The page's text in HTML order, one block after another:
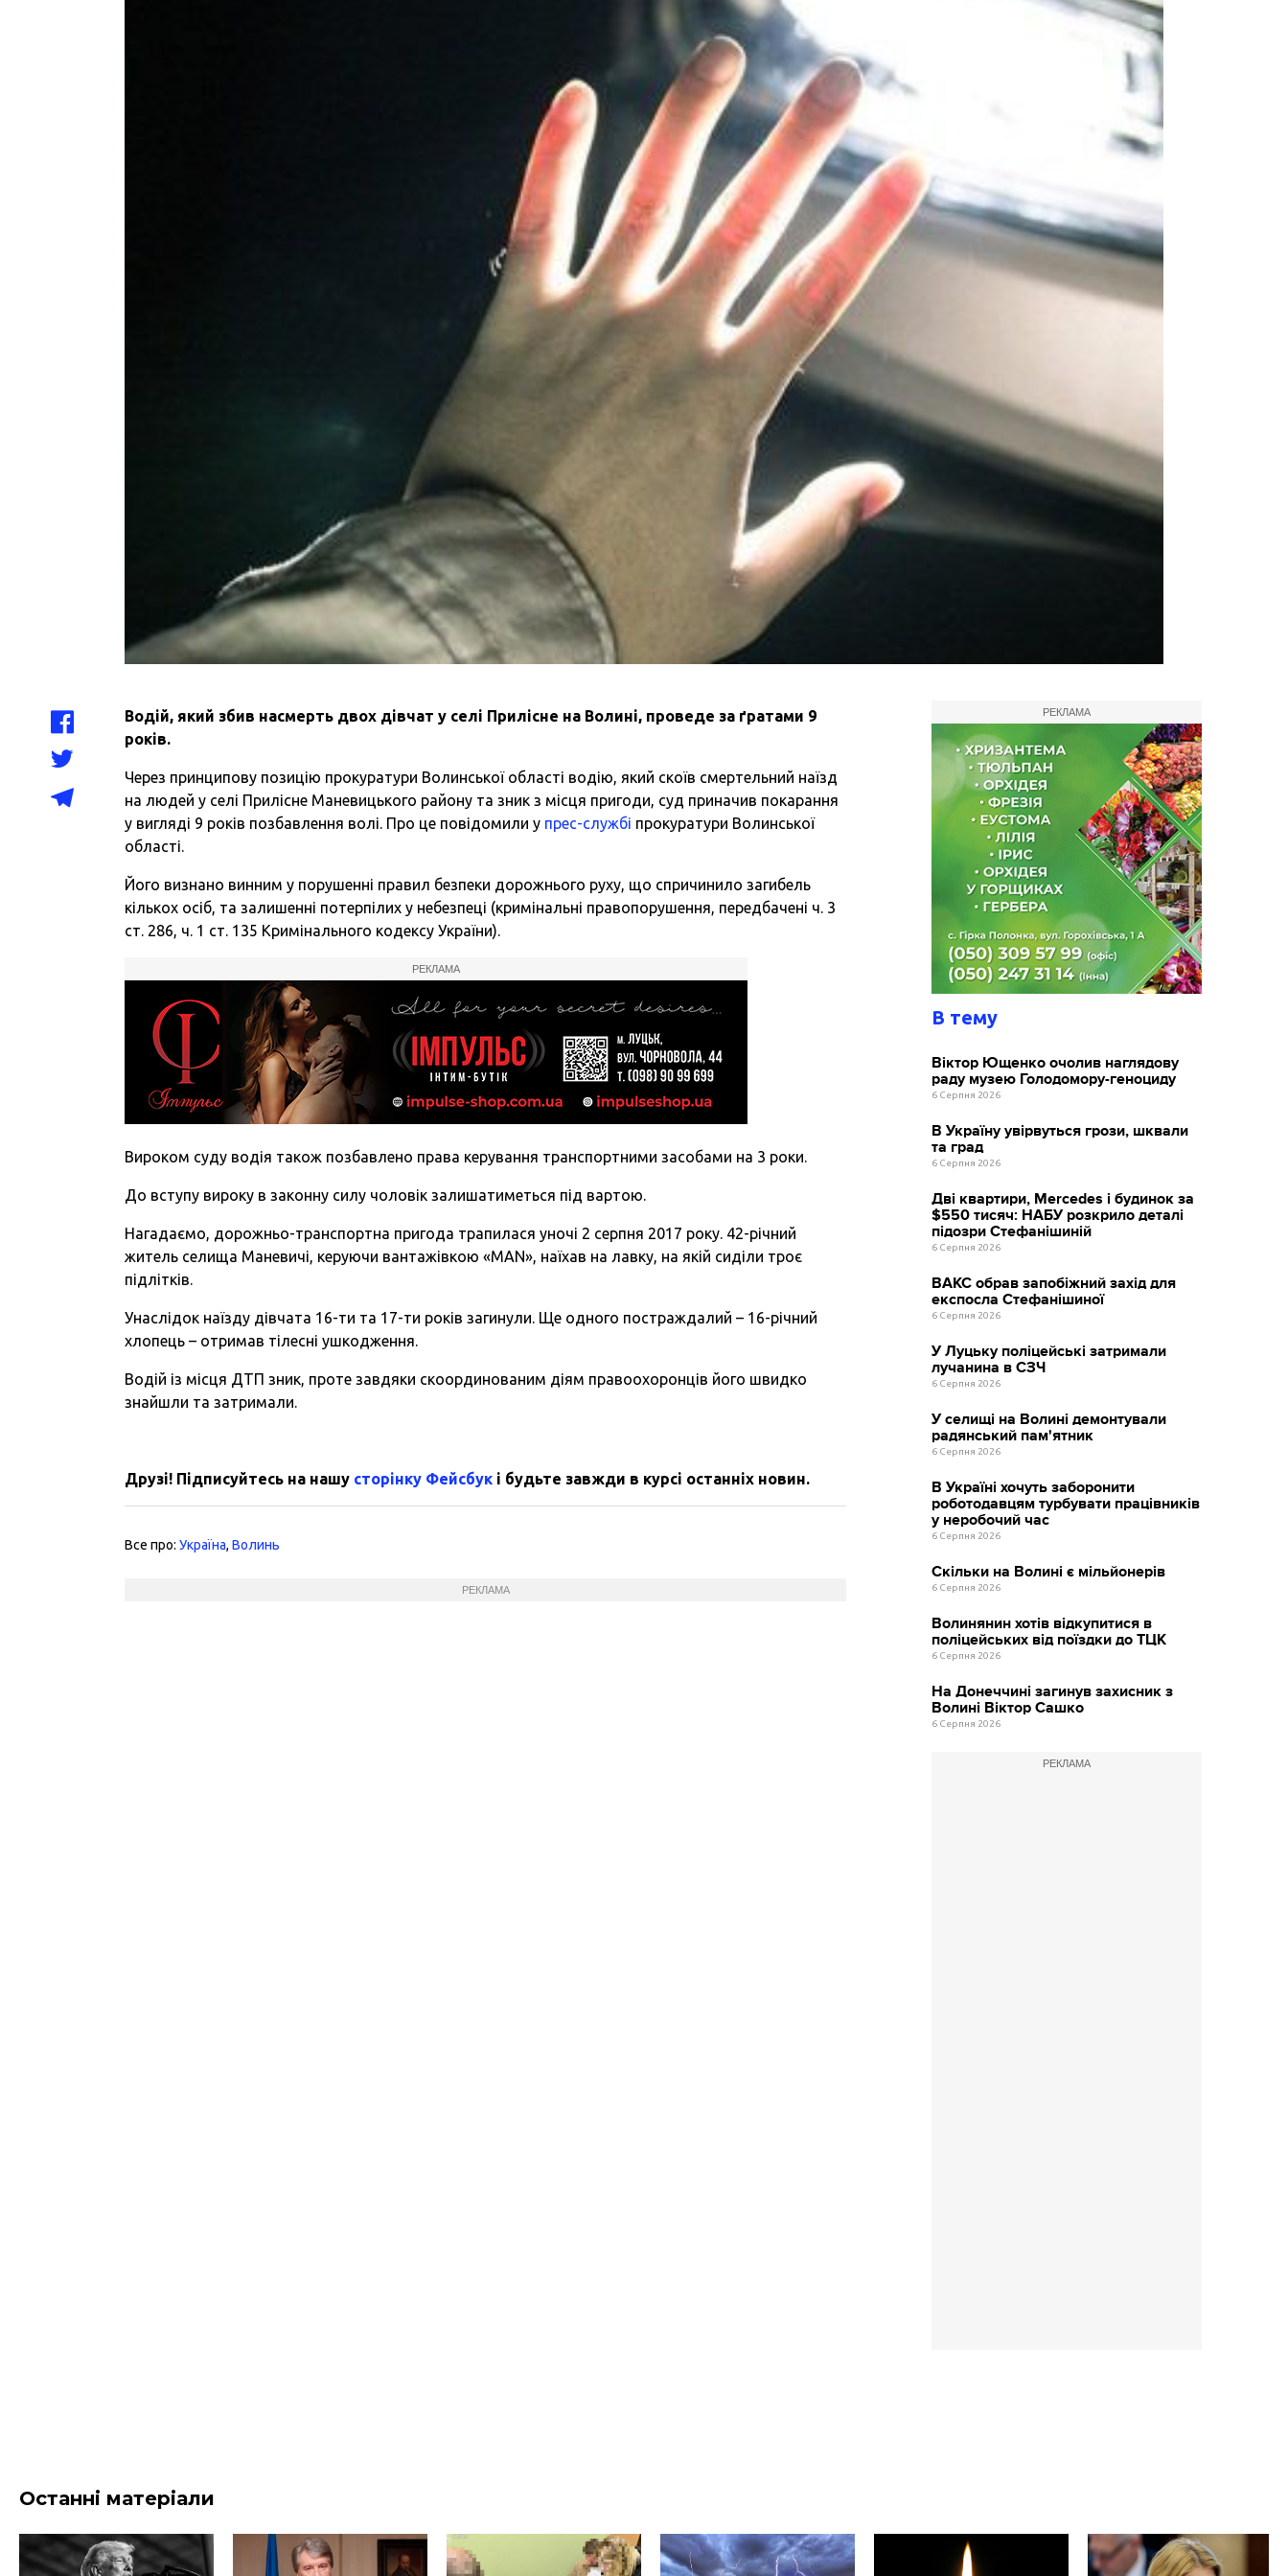
Водій, який збив насмерть двох дівчат у селі Прилісне на Волині, проведе за ґратами 9
років.
Через принципову позицію прокуратури Волинської області водію, який скоїв смертельний наїзд
на людей у селі Прилісне Маневицького району та зник з місця пригоди, суд приначив покарання
у вигляді 9 років позбавлення волі. Про це повідомили у прес-службі прокуратури Волинської
області.
Його визнано винним у порушенні правил безпеки дорожнього руху, що спричинило загибель
кількох осіб, та залишенні потерпілих у небезпеці (кримінальні правопорушення, передбачені ч. 3
ст. 286, ч. 1 ст. 135 Кримінального кодексу України).
РЕКЛАМА
Вироком суду водія також позбавлено права керування транспортними засобами на 3 роки.
До вступу вироку в законну силу чоловік залишатиметься під вартою.
Нагадаємо, дорожньо-транспортна пригода трапилася уночі 2 серпня 2017 року. 42-річний
житель селища Маневичі, керуючи вантажівкою «MAN», наїхав на лавку, на якій сиділи троє
підлітків.
Унаслідок наїзду дівчата 16-ти та 17-ти років загинули. Ще одного постраждалий – 16-річний
хлопець – отримав тілесні ушкодження.
Водій із місця ДТП зник, проте завдяки скоординованим діям правоохоронців його швидко
знайшли та затримали.
Друзі! Підписуйтесь на нашу сторінку Фейсбук і будьте завжди в курсі останніх новин.
Все про:Україна,Волинь
РЕКЛАМА
РЕКЛАМА
В тему
Віктор Ющенко очолив наглядову
раду музею Голодомору-геноциду
6 Серпня 2026
В Україну увірвуться грози, шквали
та град
6 Серпня 2026
Дві квартири, Mercedes і будинок за
$550 тисяч: НАБУ розкрило деталі
підозри Стефанішиній
6 Серпня 2026
ВАКС обрав запобіжний захід для
експосла Стефанішиної
6 Серпня 2026
У Луцьку поліцейські затримали
лучанина в СЗЧ
6 Серпня 2026
У селищі на Волині демонтували
радянський пам'ятник
6 Серпня 2026
В Україні хочуть заборонити
роботодавцям турбувати працівників
у неробочий час
6 Серпня 2026
Скільки на Волині є мільйонерів
6 Серпня 2026
Волинянин хотів відкупитися в
поліцейських від поїздки до ТЦК
6 Серпня 2026
На Донеччині загинув захисник з
Волині Віктор Сашко
6 Серпня 2026
РЕКЛАМА
Останні матеріали